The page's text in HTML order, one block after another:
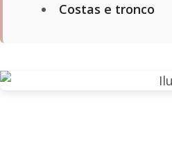
Costas e tronco